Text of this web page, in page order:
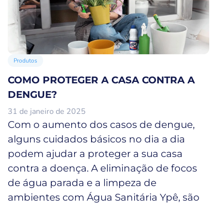
Produtos
COMO PROTEGER A CASA CONTRA A
DENGUE?
31 de janeiro de 2025
Com o aumento dos casos de dengue,
alguns cuidados básicos no dia a dia
podem ajudar a proteger a sua casa
contra a doença. A eliminação de focos
de água parada e a limpeza de
ambientes com Água Sanitária Ypê, são